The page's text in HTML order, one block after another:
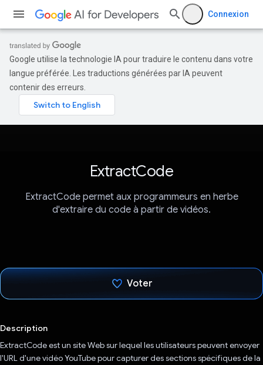
Connexion
Google utilise la technologie IA pour traduire le contenu dans votre
langue préférée. Les traductions générées par IA peuvent
contenir des erreurs.
ExtractCode
ExtractCode permet aux programmeurs en herbe
d'extraire du code à partir de vidéos.
Voter
Description
ExtractCode est un site Web sur lequel les utilisateurs peuvent envoyer
l'URL d'une vidéo YouTube pour capturer des sections spécifiques de la